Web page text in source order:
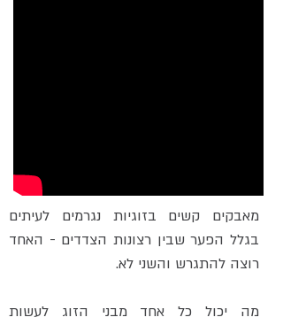
מאבקים קשים בזוגיות נגרמים לעיתים
בגלל הפער שבין רצונות הצדדים - האחד
רוצה להתגרש והשני לא.
מה יכול כל אחד מבני הזוג לעשות